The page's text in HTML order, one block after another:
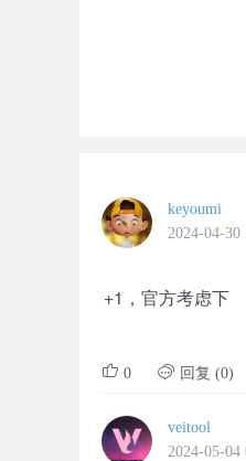
keyoumi
2024-04-30
+1，官方考虑下
 0  回复 (0)
veitool
2024-05-04